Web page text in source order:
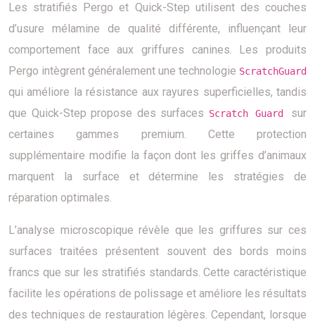
Les stratifiés Pergo et Quick-Step utilisent des couches
d’usure mélamine de qualité différente, influençant leur
comportement face aux griffures canines. Les produits
Pergo intègrent généralement une technologie ScratchGuard
qui améliore la résistance aux rayures superficielles, tandis
que Quick-Step propose des surfaces Scratch Guard sur
certaines gammes premium. Cette protection
supplémentaire modifie la façon dont les griffes d’animaux
marquent la surface et détermine les stratégies de
réparation optimales.
L’analyse microscopique révèle que les griffures sur ces
surfaces traitées présentent souvent des bords moins
francs que sur les stratifiés standards. Cette caractéristique
facilite les opérations de polissage et améliore les résultats
des techniques de restauration légères. Cependant, lorsque